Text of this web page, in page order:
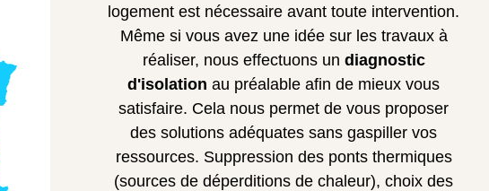
logement est nécessaire avant toute intervention.
Même si vous avez une idée sur les travaux à
réaliser, nous effectuons un diagnostic
d'isolation au préalable afin de mieux vous
satisfaire. Cela nous permet de vous proposer
des solutions adéquates sans gaspiller vos
ressources. Suppression des ponts thermiques
(sources de déperditions de chaleur), choix des